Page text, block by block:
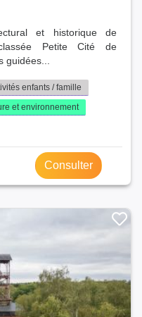
et historique de
Petite Cité de
guidées...
enfants / famille
et environnement
Consulter